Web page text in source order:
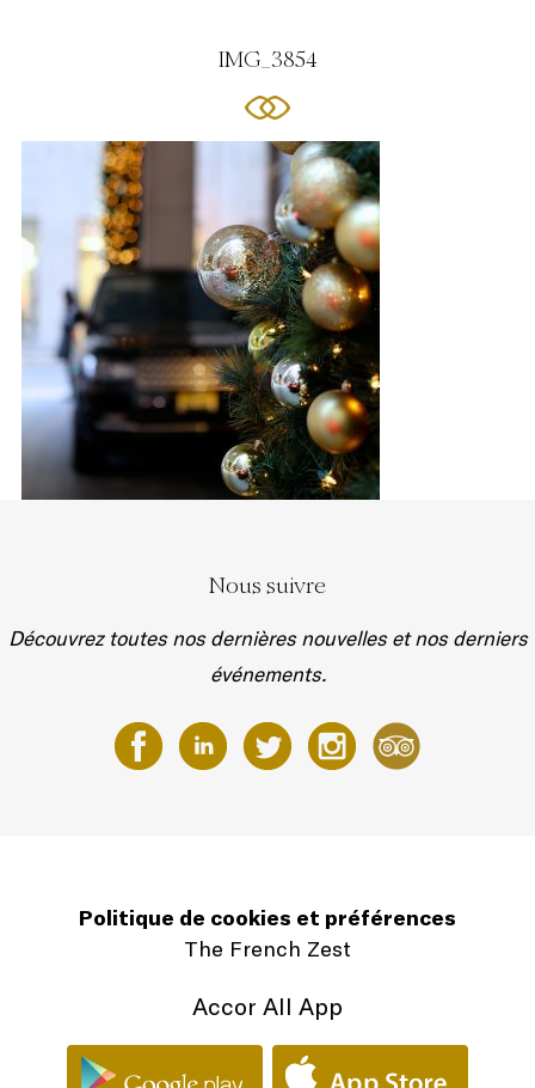
IMG_3854
Nous suivre
Découvrez toutes nos dernières nouvelles et nos derniers
événements.
Politique de cookies et préférences
The French Zest
Accor All App